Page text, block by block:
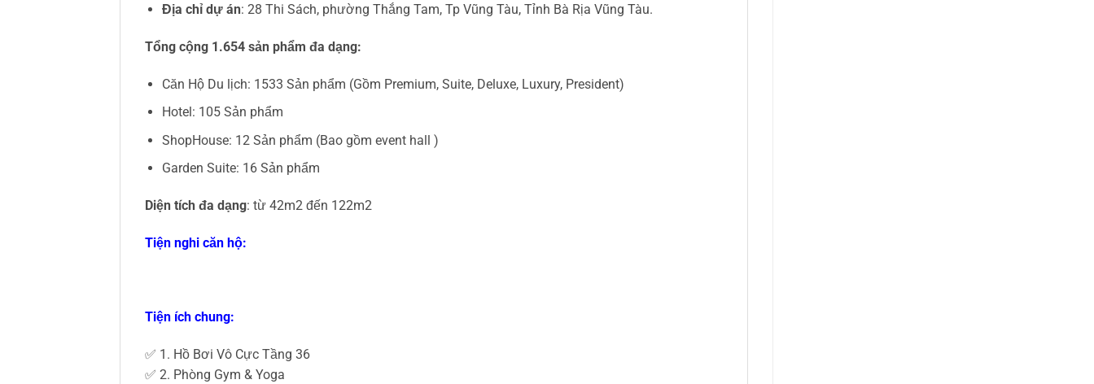
Địa chỉ dự án: 28 Thi Sách, phường Thắng Tam, Tp Vũng Tàu, Tỉnh Bà Rịa Vũng Tàu.
Tổng cộng 1.654 sản phẩm đa dạng:
Căn Hộ Du lịch: 1533 Sản phẩm (Gồm Premium, Suite, Deluxe, Luxury, President)
Hotel: 105 Sản phẩm
ShopHouse: 12 Sản phẩm (Bao gồm event hall )
Garden Suite: 16 Sản phẩm
Diện tích đa dạng: từ 42m2 đến 122m2
Tiện nghi căn hộ:
Tiện ích chung:
✅ 1. Hồ Bơi Vô Cực Tầng 36
✅ 2. Phòng Gym & Yoga